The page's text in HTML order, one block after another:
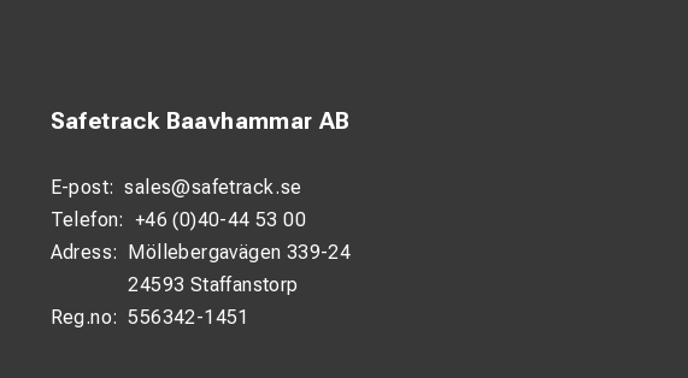
Safetrack Baavhammar AB
E-post: sales@safetrack.se
Telefon: +46 (0)40-44 53 00
Adress: Möllebergavägen 339-24
24593 Staffanstorp
Reg.no: 556342-1451